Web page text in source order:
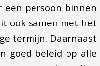
een persoon binnen
ook samen met het
termijn. Daarnaast
goed beleid op alle